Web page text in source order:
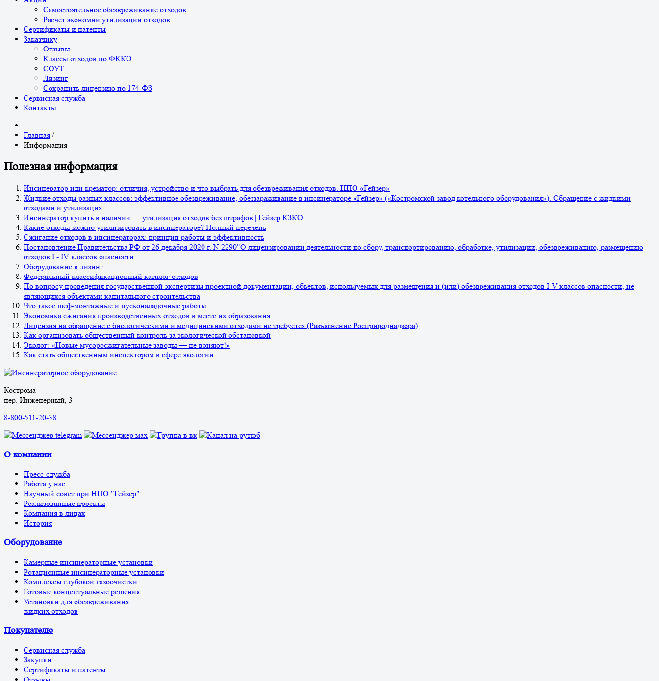
Самостоятельное обезвреживание отходов
Расчет экономии утилизации отходов
Сертификаты и патенты
Заказчику
Отзывы
Классы отходов по ФККО
СОУТ
Лизинг
Сохранить лицензию по 174-ФЗ
Сервисная служба
Контакты
Главная /
Информация
Полезная информация
Инсинератор или крематор: отличия, устройство и что выбрать для обезвреживания отходов. НПО «Гейзер»
Жидкие отходы разных классов: эффективное обезвреживание, обеззараживание в инсинераторе «Гейзер» («Костромской завод котельного оборудования»). Обращение с жидкими
отходами и утилизация
Инсинератор купить в наличии — утилизация отходов без штрафов | Гейзер КЗКО
Какие отходы можно утилизировать в инсинераторе? Полный перечень
Сжигание отходов в инсинераторах: принцип работы и эффективность
Постановление Правительства РФ от 26 декабря 2020 г. N 2290"О лицензировании деятельности по сбору, транспортированию, обработке, утилизации, обезвреживанию, размещению
отходов I - IV классов опасности
Оборудование в лизинг
Федеральный классификационный каталог отходов
По вопросу проведения государственной экспертизы проектной документации, объектов, используемых для размещения и (или) обезвреживания отходов I-V классов опасности, не
являющихся объектами капитального строительства
Что такое шеф-монтажные и пусконаладочные работы
Экономика сжигания производственных отходов в месте их образования
Лицензия на обращение с биологическими и медицинскими отходами не требуется (Разъяснение Росприроднадзора)
Как организовать общественный контроль за экологической обстановкой
Эколог: «Новые мусоросжигательные заводы — не воняют!»
Как стать общественным инспектором в сфере экологии
Кострома
пер. Инженерный, 3
8-800-511-20-38
О компании
Пресс-служба
Работа у нас
Научный совет при НПО "Гейзер"
Реализованные проекты
Компания в лицах
История
Оборудование
Камерные инсинераторные установки
Ротационные инсинераторные установки
Комплексы глубокой газоочистки
Готовые концептуальные решения
Установки для обезвреживания
жидких отходов
Покупателю
Сервисная служба
Закупки
Сертификаты и патенты